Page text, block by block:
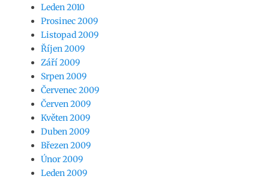
Leden 2010
Prosinec 2009
Listopad 2009
Říjen 2009
Září 2009
Srpen 2009
Červenec 2009
Červen 2009
Květen 2009
Duben 2009
Březen 2009
Únor 2009
Leden 2009